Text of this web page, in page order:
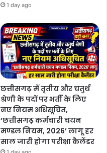
1 day ago
छत्तीसगढ़ में तृतीय और चतुर्थ
श्रेणी के पदों पर भर्ती के लिए
नए नियम अधिसूचित,
‘छत्तीसगढ़ कर्मचारी चयन
मण्डल नियम, 2026’ लागू हर
साल जारी होगा परीक्षा कैलेंडर